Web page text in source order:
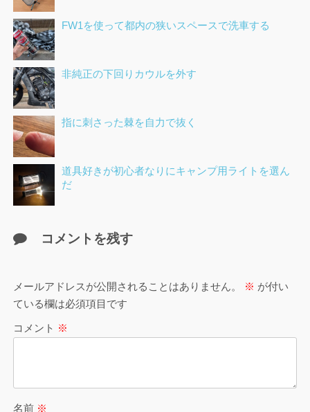
FW1を使って都内の狭いスペースで洗車する
非純正の下回りカウルを外す
指に刺さった棘を自力で抜く
道具好きが初心者なりにキャンプ用ライトを選ん
だ
コメントを残す
メールアドレスが公開されることはありません。 ※ が付い
ている欄は必須項目です
コメント ※
名前 ※